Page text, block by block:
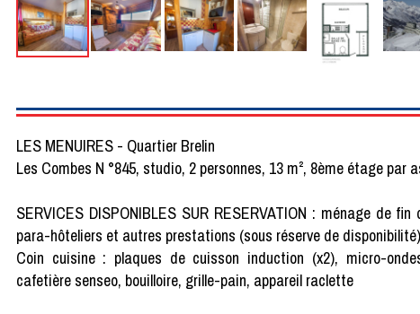
LES MENUIRES - Quartier Brelin
Les Combes N °845, studio, 2 personnes, 13 m², 8ème étage par
SERVICES DISPONIBLES SUR RESERVATION : ménage de
para-hôteliers et autres prestations (sous réserve de
Coin cuisine : plaques de cuisson induction (x2), micro-
cafetière senseo, bouilloire, grille-pain, appareil raclette